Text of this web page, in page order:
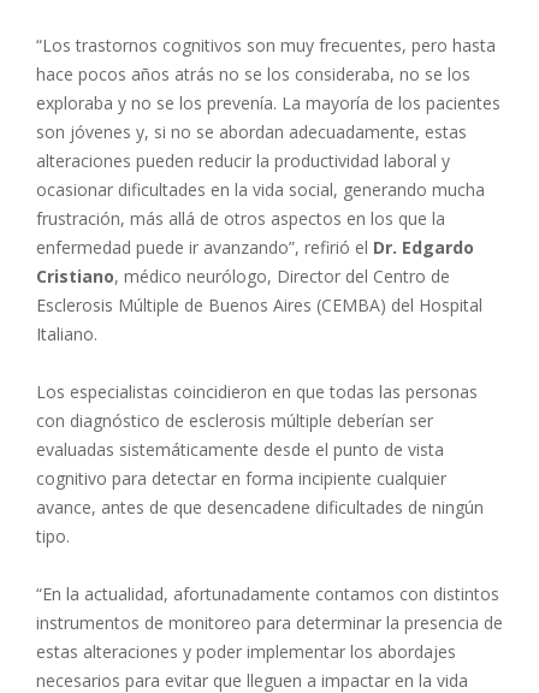
“Los trastornos cognitivos son muy frecuentes, pero hasta
hace pocos años atrás no se los consideraba, no se los
exploraba y no se los prevenía. La mayoría de los pacientes
son jóvenes y, si no se abordan adecuadamente, estas
alteraciones pueden reducir la productividad laboral y
ocasionar dificultades en la vida social, generando mucha
frustración, más allá de otros aspectos en los que la
enfermedad puede ir avanzando”, refirió el Dr. Edgardo
Cristiano, médico neurólogo, Director del Centro de
Esclerosis Múltiple de Buenos Aires (CEMBA) del Hospital
Italiano.
Los especialistas coincidieron en que todas las personas
con diagnóstico de esclerosis múltiple deberían ser
evaluadas sistemáticamente desde el punto de vista
cognitivo para detectar en forma incipiente cualquier
avance, antes de que desencadene dificultades de ningún
tipo.
“En la actualidad, afortunadamente contamos con distintos
instrumentos de monitoreo para determinar la presencia de
estas alteraciones y poder implementar los abordajes
necesarios para evitar que lleguen a impactar en la vida